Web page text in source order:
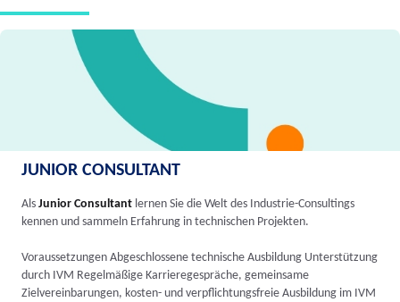
JUNIOR CONSULTANT
Als Junior Consultant lernen Sie die Welt des Industrie-Consultings
kennen und sammeln Erfahrung in technischen Projekten.
Voraussetzungen Abgeschlossene technische Ausbildung Unterstützung
durch IVM Regelmäßige Karrieregespräche, gemeinsame
Zielvereinbarungen, kosten- und verpflichtungsfreie Ausbildung im IVM